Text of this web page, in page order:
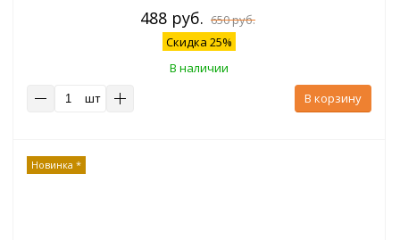
488 руб. 650 руб.
Скидка 25%
В наличии
шт
В корзину
Новинка *